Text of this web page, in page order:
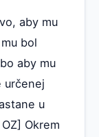
aby mu
bol
aby mu
určenej
u
Okrem